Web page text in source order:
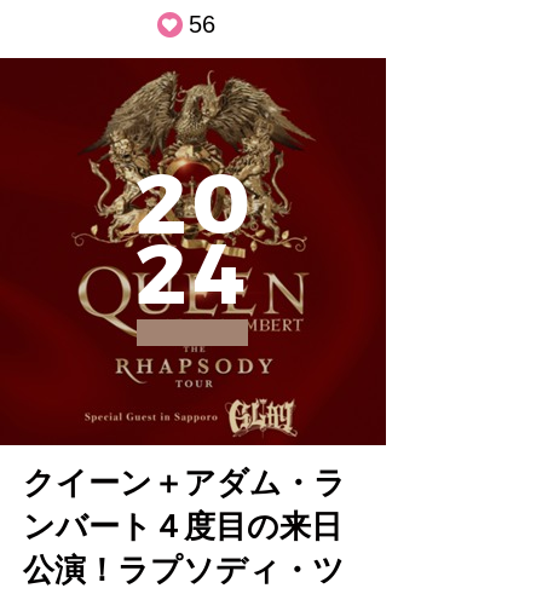
56
20
24
クイーン＋アダム・ラ
ンバート４度目の来日
公演！ラプソディ・ツ